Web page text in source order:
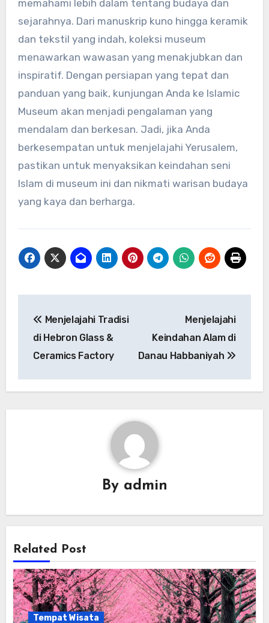
memahami lebih dalam tentang budaya dan
sejarahnya. Dari manuskrip kuno hingga keramik
dan tekstil yang indah, koleksi museum
menawarkan wawasan yang menakjubkan dan
inspiratif. Dengan persiapan yang tepat dan
panduan yang baik, kunjungan Anda ke Islamic
Museum akan menjadi pengalaman yang
mendalam dan berkesan. Jadi, jika Anda
berkesempatan untuk menjelajahi Yerusalem,
pastikan untuk menyaksikan keindahan seni
Islam di museum ini dan nikmati warisan budaya
yang kaya dan berharga.
pos
Menjelajahi Tradisi
di Hebron Glass &
Ceramics Factory
Menjelajahi
Keindahan Alam di
Danau Habbaniyah
By admin
Related Post
Tempat Wisata